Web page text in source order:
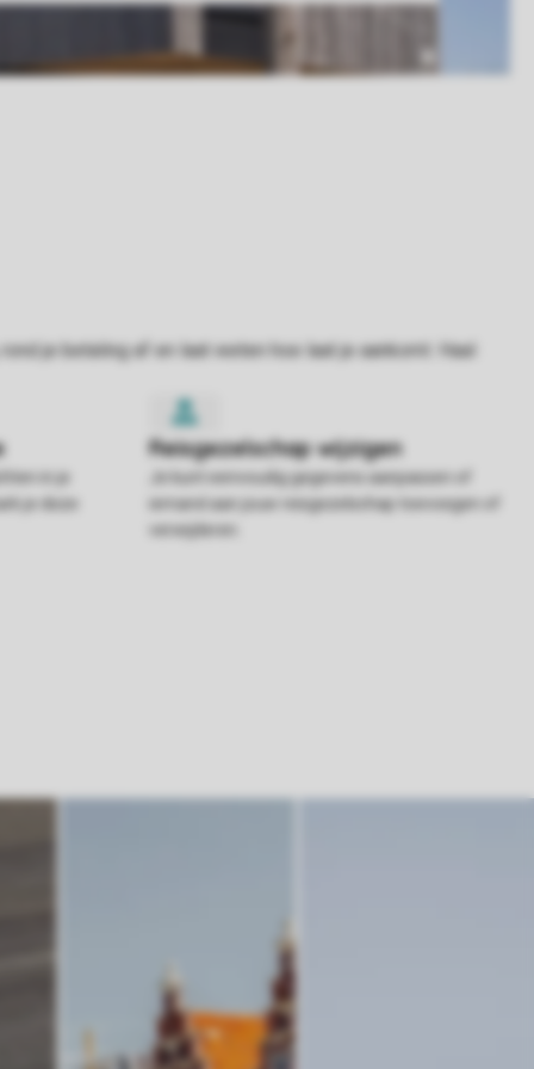
in je
je deze
Je kunt eenvoudig gegevens aanpassen of
iemand aan jouw reisgezelschap toevoegen of
verwijderen.